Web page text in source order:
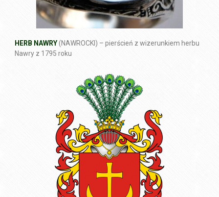
HERB NAWRY(NAWROCKI) – pierścień z wizerunkiem herbu
Nawry z 1795 roku